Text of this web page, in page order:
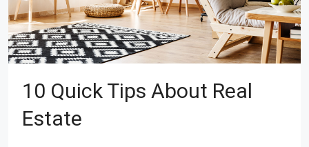
10 Quick Tips About Real
Estate